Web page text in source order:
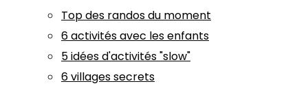
Top des randos du moment
6 activités avec les enfants
5 idées d'activités "slow"
6 villages secrets